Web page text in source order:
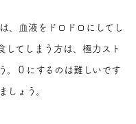
、血液をドロドロにしてし
してしまう方は、極力スト
。０にするのは難しいです
しょう。